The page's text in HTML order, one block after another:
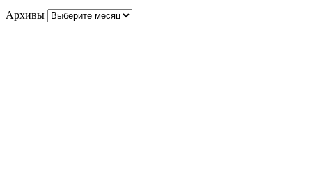
Архивы